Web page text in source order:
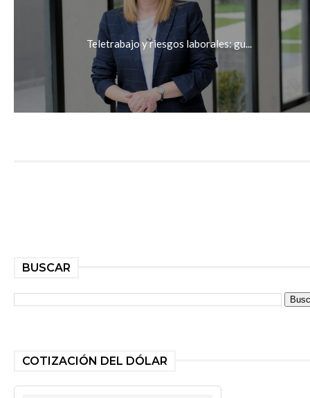
Teletrabajo y riesgos laborales: gu...
BUSCAR
COTIZACIÓN DEL DÓLAR